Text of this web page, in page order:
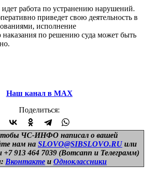
идет работа по устранению нарушений.
приведет свою деятельность в
исполнение
наказания по решению суда может быть
Наш канал в МАХ
Поделиться:
ЧС-ИНФО написал о вашей
нам на SLOVO@SIBSLOVO.RU или
+7 913 464 7039 (Вотсапп и Телеграмм)
Вконтакте и Одноклассники